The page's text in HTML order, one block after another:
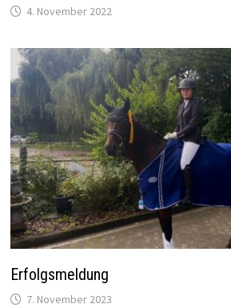
4. November 2022
Erfolgsmeldung
7. November 2023